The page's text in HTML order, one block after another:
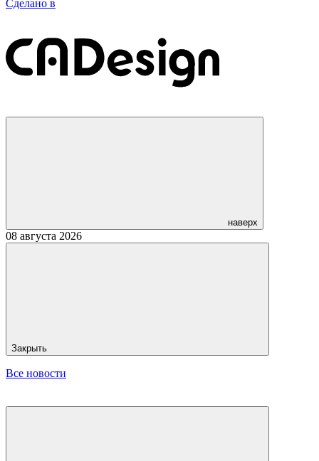
Сделано в
наверх
08 августа 2026
Закрыть
Все новости